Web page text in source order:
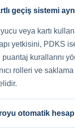
geçiş sistemi
veya kartı
yetkisini, PDKS
kurallarını
rolleri ve
otomatik